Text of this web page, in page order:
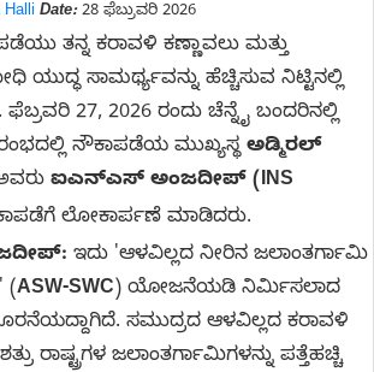
Date:28 ಫೆಬ್ರುವರಿ 2026
ತನ್ನ ಕರಾವಳಿ ಕಣ್ಣಾವಲು ಮತ್ತು
ಯುದ್ಧ ಸಾಮರ್ಥ್ಯವನ್ನು ಹೆಚ್ಚಿಸುವ ನಿಟ್ಟಿನಲ್ಲಿ
27, 2026 ರಂದು ಚೆನ್ನೈ ಬಂದರಿನಲ್ಲಿ
ನೌಕಾಪಡೆಯ ಮುಖ್ಯಸ್ಥಅಡ್ಮಿರಲ್
ಐಎನ್‌ಎಸ್ ಅಂಜದೀಪ್ (INS
ಲೋಕಾರ್ಪಣೆ ಮಾಡಿದರು.
ಇದು 'ಆಳವಿಲ್ಲದ ನೀರಿನ ಜಲಾಂತರ್ಗಾಮಿ
(ASW-SWC) ಯೋಜನೆಯಡಿ ನಿರ್ಮಿಸಲಾದ
ಸಮುದ್ರದ ಆಳವಿಲ್ಲದ ಕರಾವಳಿ
ರಾಷ್ಟ್ರಗಳ ಜಲಾಂತರ್ಗಾಮಿಗಳನ್ನು ಪತ್ತೆಹಚ್ಚಿ